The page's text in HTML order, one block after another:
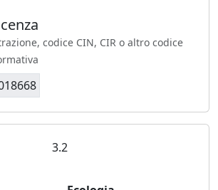
codice CIN, CIR o altro codice
3.2